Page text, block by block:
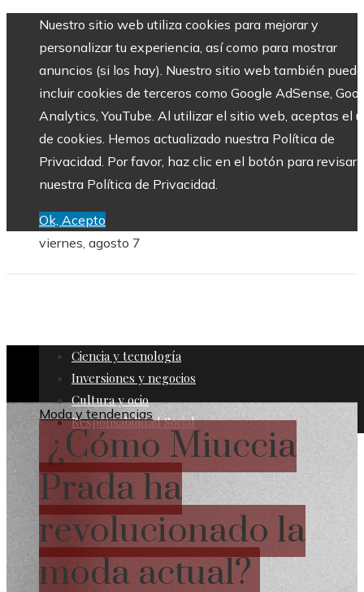
Nuestro sitio web utiliza cookies para mejorar y
personalizar tu experiencia, así como para mostrar
anuncios (si los hay). Nuestro sitio web también puede
incluir cookies de terceros como Google AdSense,
Analytics, YouTube. Al utilizar el sitio web, aceptas el
de cookies. Hemos actualizado nuestra Política de
Privacidad. Por favor, haz clic en el botón para revisar
nuestra Política de Privacidad.
Ok, Acepto
viernes, agosto 7
Ciencia y tecnología
Inversiones y negocios
Cultura y ocio
Responsabilidad Social
Moda y tendencias
¿Cómo Miuccia
Prada ha
revolucionado la
moda actual?